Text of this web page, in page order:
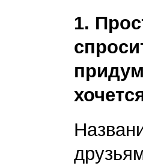
1.